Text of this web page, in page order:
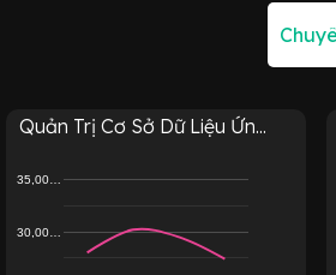
Quản Trị Cơ Sở Dữ Liệu Ứn...
30,00…
35,00…